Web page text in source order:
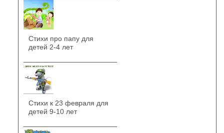
Стихи про папу для
детей 2-4 лет
Стихи к 23 февраля для
детей 9-10 лет